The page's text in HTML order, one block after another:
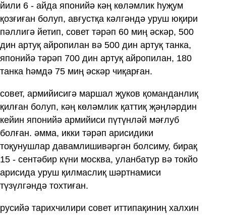
йили 6 - айда японийә кәң көләмлик һуҗум
қозғиған болуп, авғустқа кәлгәндә уруш юқири
пәллигә йетип, совет тәрәп 60 миң әскәр, 500
дин артуқ айропилан вә 500 дин артуқ танка,
японийә тәрәп 700 дин артуқ айропилан, 180
танка һәмдә 75 миң әскәр чиқарған.
совет, армийисигә маршал җуков қоманданлиқ
қилған болуп, кәң көләмлик қаттиқ җәңләрдин
кейин японийә армийиси пүтүнләй мәғлуб
болған. әмма, икки тәрәп арисидики
тоқунушлар давамлишивәргән болсиму, бирақ
15 - сентәбир күни москва, уланбатур вә токйо
арисида уруш қилмаслиқ шәртнамиси
түзүлгәндә тохтиған.
русийә тарихчилири совет иттипақиниң халхин